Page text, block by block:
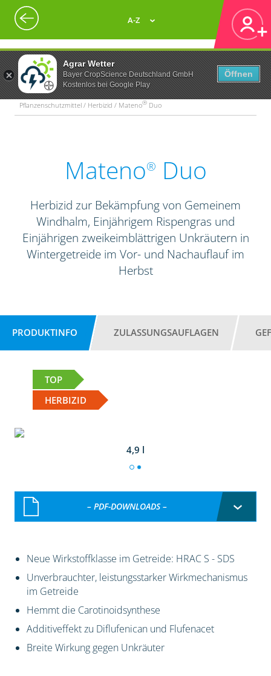
Agrar Wetter
Bayer CropScience Deutschland GmbH
Kostenlos bei Google Play
Öffnen
A-Z
Pflanzenschutzmittel / Herbizid / Mateno® Duo
Mateno® Duo
Herbizid zur Bekämpfung von Gemeinem
Windhalm, Einjährigem Rispengras und
Einjährigen zweikeimblättrigen Unkräutern in
Wintergetreide im Vor- und Nachauflauf im
Herbst
PRODUKTINFO ZULASSUNGSAUFLAGEN
TOP
HERBIZID
4,9 l
– PDF-DOWNLOADS –
Neue Wirkstoffklasse im Getreide: HRAC S - SDS
Unverbrauchter, leistungsstarker Wirkmechanismus
im Getreide
Hemmt die Carotinoidsynthese
Additiveffekt zu Diflufenican und Flufenacet
Breite Wirkung gegen Unkräuter